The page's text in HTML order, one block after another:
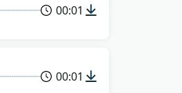
00:01
00:01